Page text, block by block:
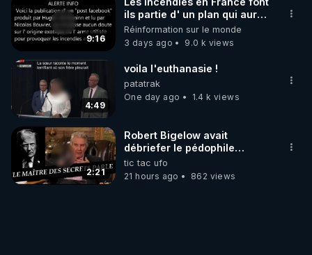
9:16
ils partie d' un plan qui aurait
débuté le 11 septembre 2001
?
Réinformation sur le monde
3 days ago
9.0 k views
4:49
voila l'euthanasie !
patatrak
One day ago
1.4 k views
2:21
Robert Bigelow avait
débriefer le pédophile
génocidaire de donald j
trump
tic tac ufo
21 hours ago
862 views